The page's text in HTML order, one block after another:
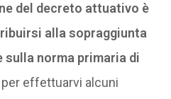
del decreto attuativo è
alla sopraggiunta
norma primaria di
effettuarvi alcuni